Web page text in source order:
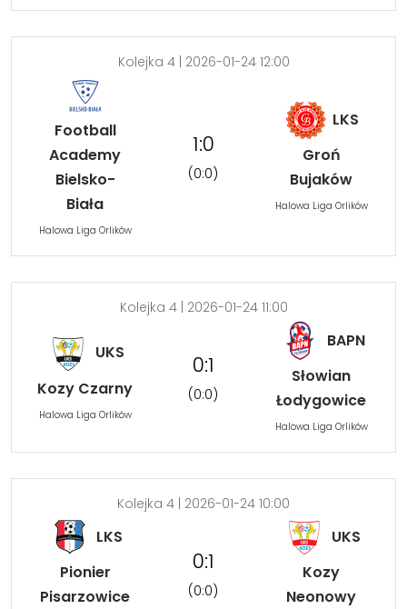
Kolejka 4 | 2026-01-24 12:00
Football
Academy
Bielsko-
Biała
Halowa Liga Orlików
1:0
(0:0)
LKS
Groń
Bujaków
Halowa Liga Orlików
Kolejka 4 | 2026-01-24 11:00
UKS
Kozy Czarny
Halowa Liga Orlików
0:1
(0:0)
BAPN
Słowian
Łodygowice
Halowa Liga Orlików
Kolejka 4 | 2026-01-24 10:00
LKS
Pionier
Pisarzowice
0:1
(0:0)
UKS
Kozy
Neonowy